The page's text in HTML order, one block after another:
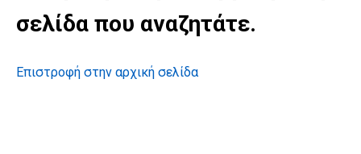
σελίδα που αναζητάτε.
Επιστροφή στην αρχική σελίδα